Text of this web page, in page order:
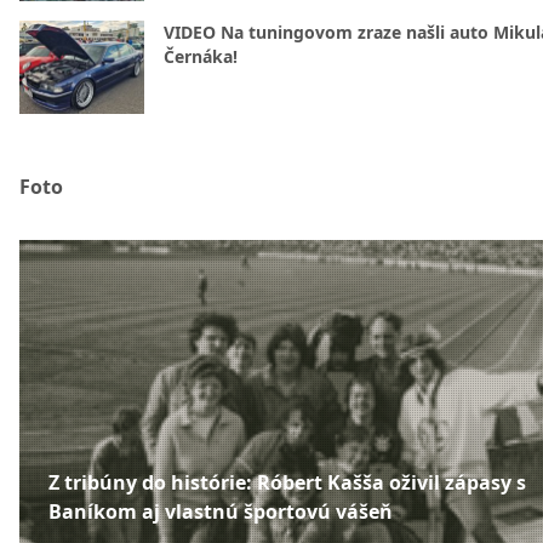
VIDEO Na tuningovom zraze našli auto
Černáka!
Foto
Z tribúny do histórie: Róbert Kašša oživil zápasy s
Baníkom aj vlastnú športovú vášeň